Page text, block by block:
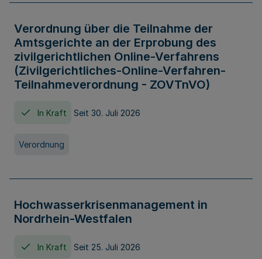
Verordnung über die Teilnahme der
Amtsgerichte an der Erprobung des
zivilgerichtlichen Online-Verfahrens
(Zivilgerichtliches-Online-Verfahren-
Teilnahmeverordnung - ZOVTnVO)
In Kraft Seit 30. Juli 2026
Verordnung
Hochwasserkrisenmanagement in
Nordrhein-Westfalen
In Kraft Seit 25. Juli 2026